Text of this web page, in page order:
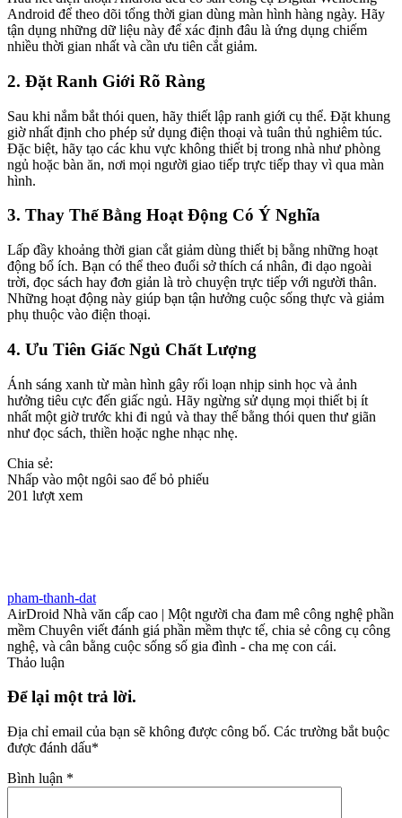
Android để theo dõi tổng thời gian dùng màn hình hàng ngày. Hãy
tận dụng những dữ liệu này để xác định đâu là ứng dụng chiếm
nhiều thời gian nhất và cần ưu tiên cắt giảm.
2. Đặt Ranh Giới Rõ Ràng
Sau khi nắm bắt thói quen, hãy thiết lập ranh giới cụ thể. Đặt khung
giờ nhất định cho phép sử dụng điện thoại và tuân thủ nghiêm túc.
Đặc biệt, hãy tạo các khu vực không thiết bị trong nhà như phòng
ngủ hoặc bàn ăn, nơi mọi người giao tiếp trực tiếp thay vì qua màn
hình.
3. Thay Thế Bằng Hoạt Động Có Ý Nghĩa
Lấp đầy khoảng thời gian cắt giảm dùng thiết bị bằng những hoạt
động bổ ích. Bạn có thể theo đuổi sở thích cá nhân, đi dạo ngoài
trời, đọc sách hay đơn giản là trò chuyện trực tiếp với người thân.
Những hoạt động này giúp bạn tận hưởng cuộc sống thực và giảm
phụ thuộc vào điện thoại.
4. Ưu Tiên Giấc Ngủ Chất Lượng
Ánh sáng xanh từ màn hình gây rối loạn nhịp sinh học và ảnh
hưởng tiêu cực đến giấc ngủ. Hãy ngừng sử dụng mọi thiết bị ít
nhất một giờ trước khi đi ngủ và thay thế bằng thói quen thư giãn
như đọc sách, thiền hoặc nghe nhạc nhẹ.
Chia sẻ:
Nhấp vào một ngôi sao để bỏ phiếu
201 lượt xem
pham-thanh-dat
AirDroid Nhà văn cấp cao | Một người cha đam mê công nghệ phần
mềm Chuyên viết đánh giá phần mềm thực tế, chia sẻ công cụ công
nghệ, và cân bằng cuộc sống số gia đình - cha mẹ con cái.
Thảo luận
Để lại một trả lời.
Địa chỉ email của bạn sẽ không được công bố. Các trường bắt buộc
được đánh dấu*
Bình luận *